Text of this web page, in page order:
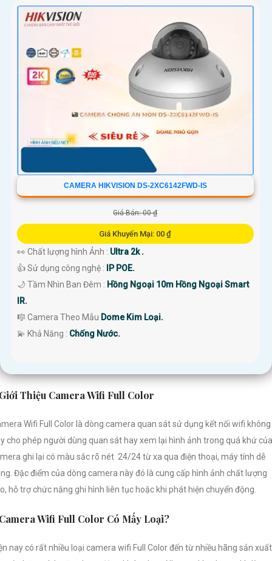
CAMERA HIKVISION DS-2XC6142FWD-IS
Giá Bán: 00 ₫
Giá Khuyến Mại: 00 ₫
👀 Chất lượng hình Ảnh : Ultra 2k .
👍 Sử dụng công nghệ :
IP POE.
🌙 Tầm Nhìn Ban Đêm : Hồng Ngoại 10m Hồng Ngoại Smart
IR.
🎼️ Camera Theo Mẫu Dome Kim Loại.
️💫 Khả Năng : Chống Nước.
Thiệu Camera Wifi Full Color
Wifi Full Color là dòng camera quan sát sử dụng kết nối wifi không
cho phép người dùng quan sát hay xem lại hình ảnh trong quá khứ của
ghi lại có màu sắc rõ nét 24/24 từ xa qua điện thoại, máy tính dễ
Đặc điểm của dòng camera này đó là cung cấp hình ảnh chất lượng
hỗ trợ chức năng ghi hình liên tục hoặc khi phát hiện chuyển động.
Wifi Full Color Có Mấy Loại?
nay có rất nhiều loại camera wifi Full Color đến từ nhiều hãng sản xuất